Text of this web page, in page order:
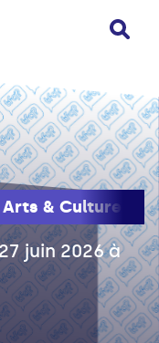
Arts & Culture
juin 2026 à